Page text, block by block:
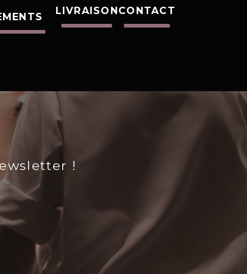
LIVRAISONCONTACT
!